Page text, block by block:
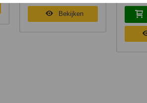
Bekijken